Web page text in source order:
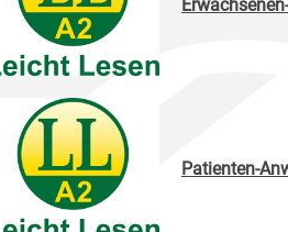
Patienten-